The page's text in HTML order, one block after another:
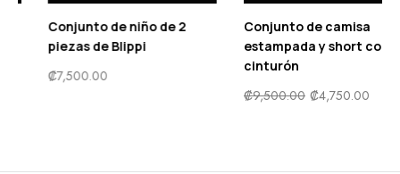
Conjunto de camisa
estampada y short con
Vestido de niña
mangas
amplia
₡10,900.00